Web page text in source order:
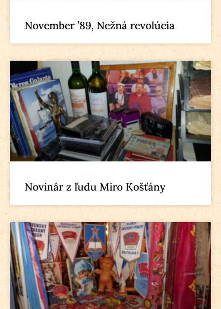
November ’89, Nežná revolúcia
Novinár z ľudu Miro Košťány